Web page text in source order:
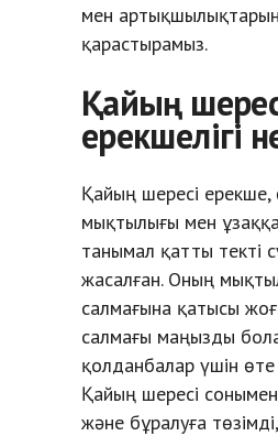
мен артықшылықтарын
қарастырамыз.
Қайың
ерекшелігі
Қайың шересі ерекше,
мықтылығы мен
танымал қатты текті
жасалған. Оның
салмағына қатысы
салмағы маңызды
қолданбалар үшін
Қайың шересі
және бұралуға